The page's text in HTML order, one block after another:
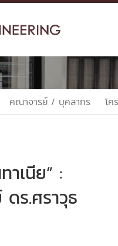
คณาจารย์ / บุคลากร โ
เนีย” :
ดร.ศราวุธ